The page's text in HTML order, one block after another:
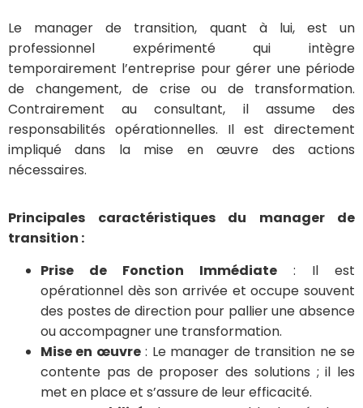
Le manager de transition, quant à lui, est un
professionnel expérimenté qui intègre
temporairement l’entreprise pour gérer une période
de changement, de crise ou de transformation.
Contrairement au consultant, il assume des
responsabilités opérationnelles. Il est directement
impliqué dans la mise en œuvre des actions
nécessaires.
Principales caractéristiques du manager de
transition :
Prise de Fonction Immédiate : Il est
opérationnel dès son arrivée et occupe souvent
des postes de direction pour pallier une absence
ou accompagner une transformation.
Mise en œuvre: Le manager de transition ne se
contente pas de proposer des solutions ; il les
met en place et s’assure de leur efficacité.